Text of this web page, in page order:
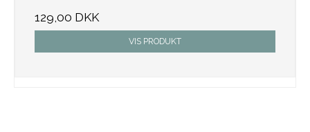
129,00 DKK
VIS PRODUKT